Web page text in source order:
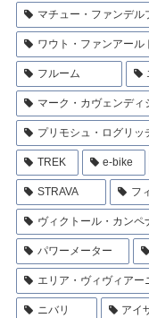
マチュー・ファンデル
ワウト・ファンアール
フルーム
マーク・カヴェンディ
プリモシュ・ログリッ
TREK e-bike
STRAVA フ
ヴィクトール・カンペ
パワーメーター
エリア・ヴィヴィアー
ニバリ アイ